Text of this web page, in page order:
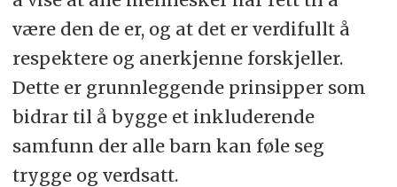
være den de er, og at det er verdifullt å
respektere og anerkjenne forskjeller.
Dette er grunnleggende prinsipper som
bidrar til å bygge et inkluderende
samfunn der alle barn kan føle seg
trygge og verdsatt.